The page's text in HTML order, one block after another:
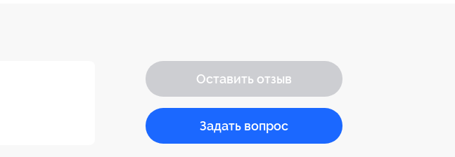
Оставить отзыв
Задать вопрос